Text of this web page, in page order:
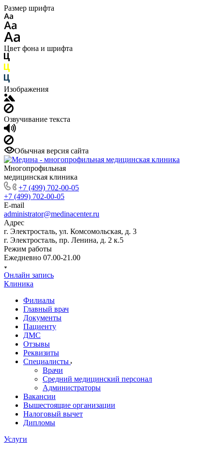
Размер шрифта
Цвет фона и шрифта
Изображения
Озвучивание текста
Обычная версия сайта
Многопрофильная
медицинская клиника
+7 (499) 702-00-05
+7 (499) 702-00-05
E-mail
administrator@medinacenter.ru
Адрес
г. Электросталь, ул. Комсомольская, д. 3
г. Электросталь, пр. Ленина, д. 2 к.5
Режим работы
Ежедневно 07.00-21.00
Онлайн запись
Клиника
Филиалы
Главный врач
Документы
Пациенту
ДМС
Отзывы
Реквизиты
Специалисты
Врачи
Средний медицинский персонал
Администраторы
Вакансии
Вышестоящие организации
Налоговый вычет
Дипломы
Услуги